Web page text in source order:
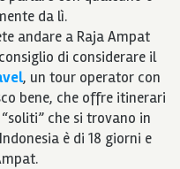
da lì.
andare a Raja Ampat
di considerare il
, un tour operator con
bene, che offre itinerari
che si trovano in
è di 18 giorni e